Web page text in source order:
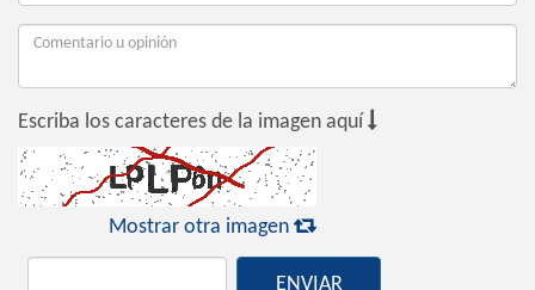
Escriba los caracteres de la imagen aquí 
Mostrar otra imagen 
ENVIAR